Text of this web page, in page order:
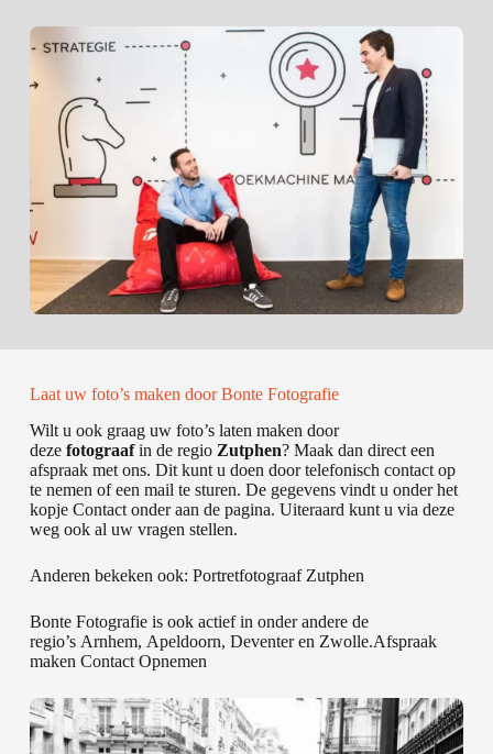
Laat uw foto’s maken door Bonte Fotografie
Wilt u ook graag uw foto’s laten maken door
deze fotograafin de regio Zutphen? Maak dan direct een
afspraak met ons. Dit kunt u doen door telefonisch contactop
te nemen of een mail te sturen. De gegevens vindt u onder het
kopje Contact onder aan de pagina. Uiteraard kunt u via deze
weg ook al uw vragen stellen.
Anderen bekeken ook: Portretfotograaf Zutphen
Bonte Fotografie is ook actief in onder andere de
regio’s Arnhem, Apeldoorn, Deventeren Zwolle.Afspraak
maken Contact Opnemen